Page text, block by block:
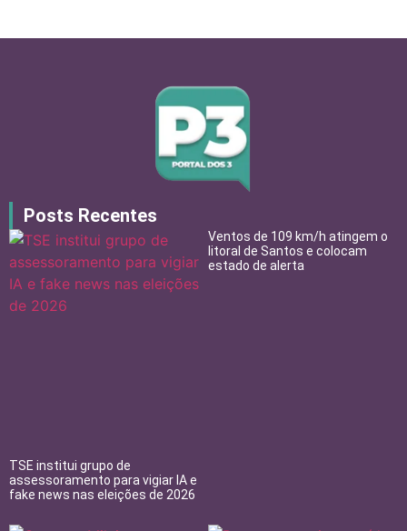
Posts Recentes
TSE institui grupo de
assessoramento para vigiar IA e
fake news nas eleições de 2026
Ventos de 109 km/h atingem o
litoral de Santos e colocam
estado de alerta